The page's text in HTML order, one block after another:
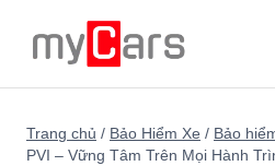
content
Trang chủ / Bảo Hiểm Xe / Bảo
PVI – Vững Tâm Trên Mọi Hành